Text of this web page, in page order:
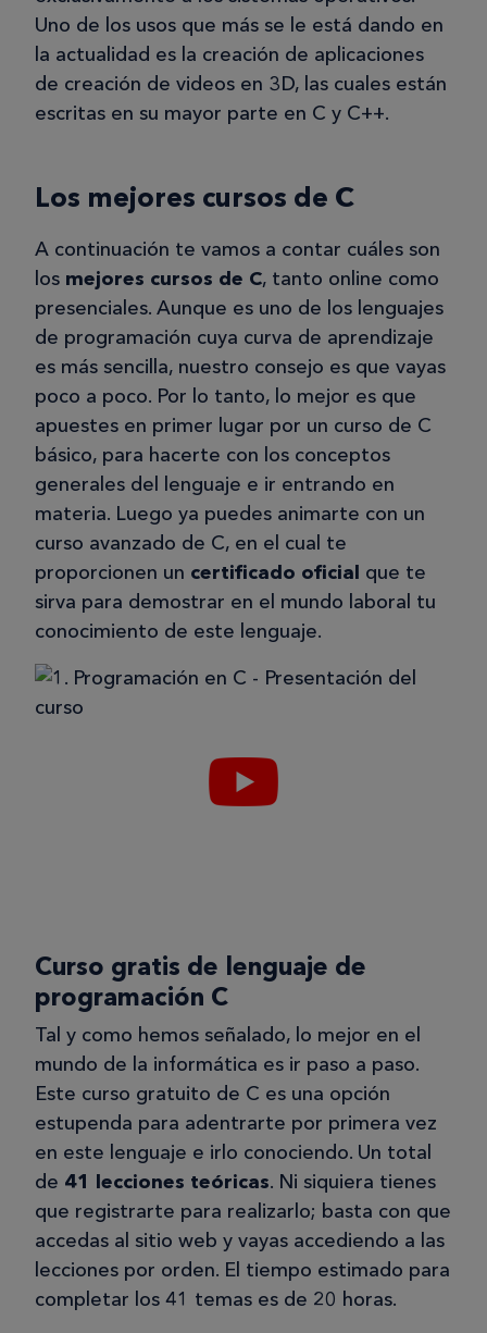
Uno de los usos que más se le está dando en
la actualidad es la creación de aplicaciones
de creación de videos en 3D, las cuales están
escritas en su mayor parte en C y C++.
Los mejores cursos de C
A continuación te vamos a contar cuáles son
los mejores cursos de C, tanto online como
presenciales. Aunque es uno de los lenguajes
de programación cuya curva de aprendizaje
es más sencilla, nuestro consejo es que vayas
poco a poco. Por lo tanto, lo mejor es que
apuestes en primer lugar por un curso de C
básico, para hacerte con los conceptos
generales del lenguaje e ir entrando en
materia. Luego ya puedes animarte con un
curso avanzado de C, en el cual te
proporcionen un certificado oficial que te
sirva para demostrar en el mundo laboral tu
conocimiento de este lenguaje.
Curso gratis de lenguaje de
programación C
Tal y como hemos señalado, lo mejor en el
mundo de la informática es ir paso a paso.
Este curso gratuito de C es una opción
estupenda para adentrarte por primera vez
en este lenguaje e irlo conociendo. Un total
de 41 lecciones teóricas. Ni siquiera tienes
que registrarte para realizarlo; basta con que
accedas al sitio web y vayas accediendo a las
lecciones por orden. El tiempo estimado para
completar los 41 temas es de 20 horas.